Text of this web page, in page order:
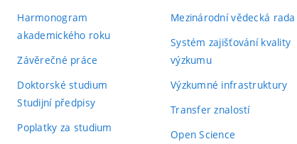
Harmonogram
akademického roku
Závěrečné práce
Doktorské studium
Studijní předpisy
Poplatky za studium
Mezinárodní vědecká rada
Systém zajišťování kvality
výzkumu
Výzkumné infrastruktury
Transfer znalostí
Open Science